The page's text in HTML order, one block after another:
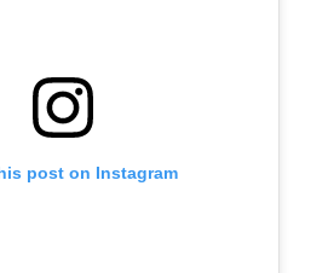
post on Instagram